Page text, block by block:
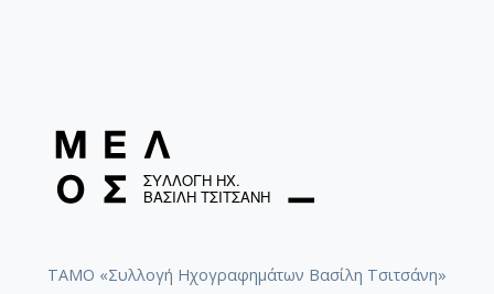
ΤΑΜΟ «Συλλογή Ηχογραφημάτων Βασίλη Τσιτσάνη»